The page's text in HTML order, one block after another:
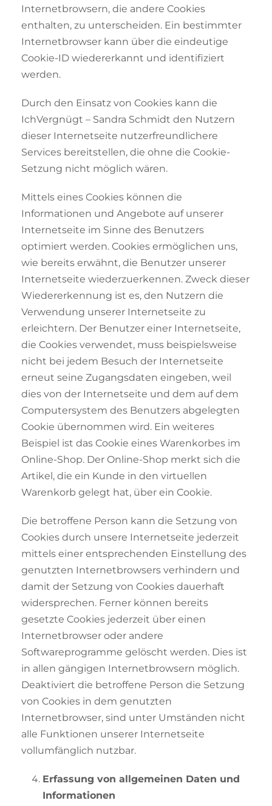
Internetbrowsern, die andere Cookies
enthalten, zu unterscheiden. Ein bestimmter
Internetbrowser kann über die eindeutige
Cookie-ID wiedererkannt und identifiziert
werden.
Durch den Einsatz von Cookies kann die
IchVergnügt – Sandra Schmidt den Nutzern
dieser Internetseite nutzerfreundlichere
Services bereitstellen, die ohne die Cookie-
Setzung nicht möglich wären.
Mittels eines Cookies können die
Informationen und Angebote auf unserer
Internetseite im Sinne des Benutzers
optimiert werden. Cookies ermöglichen uns,
wie bereits erwähnt, die Benutzer unserer
Internetseite wiederzuerkennen. Zweck dieser
Wiedererkennung ist es, den Nutzern die
Verwendung unserer Internetseite zu
erleichtern. Der Benutzer einer Internetseite,
die Cookies verwendet, muss beispielsweise
nicht bei jedem Besuch der Internetseite
erneut seine Zugangsdaten eingeben, weil
dies von der Internetseite und dem auf dem
Computersystem des Benutzers abgelegten
Cookie übernommen wird. Ein weiteres
Beispiel ist das Cookie eines Warenkorbes im
Online-Shop. Der Online-Shop merkt sich die
Artikel, die ein Kunde in den virtuellen
Warenkorb gelegt hat, über ein Cookie.
Die betroffene Person kann die Setzung von
Cookies durch unsere Internetseite jederzeit
mittels einer entsprechenden Einstellung des
genutzten Internetbrowsers verhindern und
damit der Setzung von Cookies dauerhaft
widersprechen. Ferner können bereits
gesetzte Cookies jederzeit über einen
Internetbrowser oder andere
Softwareprogramme gelöscht werden. Dies ist
in allen gängigen Internetbrowsern möglich.
Deaktiviert die betroffene Person die Setzung
von Cookies in dem genutzten
Internetbrowser, sind unter Umständen nicht
alle Funktionen unserer Internetseite
vollumfänglich nutzbar.
Erfassung von allgemeinen Daten und
Informationen